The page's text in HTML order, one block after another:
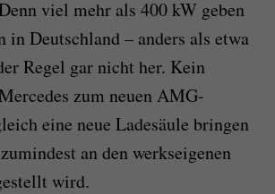
viel mehr als 400 kW geben
in Deutschland – anders als etwa
Regel gar nicht her. Kein
zum neuen AMG-
eine neue Ladesäule bringen
an den werkseigenen
wird.